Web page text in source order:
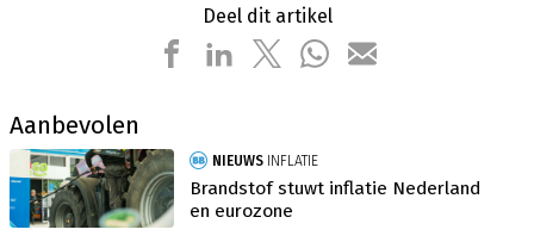
Deel dit artikel
Aanbevolen
NIEUWS INFLATIE
Brandstof stuwt inflatie Nederland
en eurozone